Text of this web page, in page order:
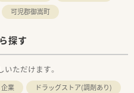
可児郡御嵩町
探す
ただけます。
企業 ドラッグストア(調剤あり)